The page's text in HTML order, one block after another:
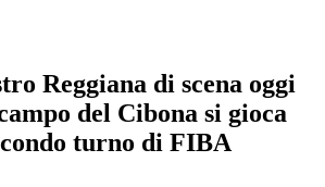
Reggiana di scena oggi
del Cibona si gioca
turno di FIBA